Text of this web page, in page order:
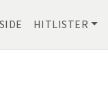
HITLISTER